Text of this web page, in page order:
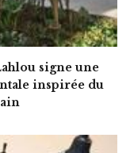
signe une
inspirée du